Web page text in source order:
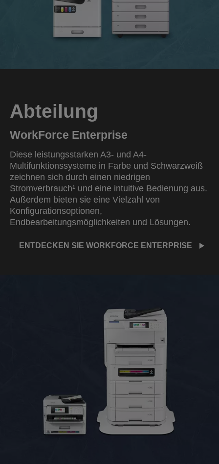
Abteilung
WorkForce Enterprise
Diese leistungsstarken A3- und A4-
Multifunktionssysteme in Farbe und Schwarzweiß
zeichnen sich durch einen niedrigen
Stromverbrauch¹ und eine intuitive Bedienung aus.
Außerdem bieten sie eine Vielzahl von
Konfigurationsoptionen,
Endbearbeitungsmöglichkeiten und Lösungen.
ENTDECKEN SIE WORKFORCE ENTERPRISE